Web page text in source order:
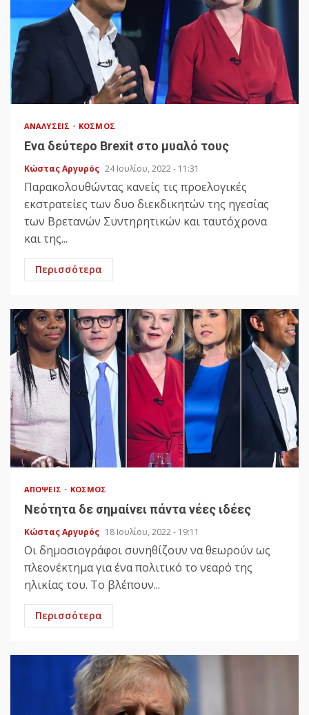
ΑΝΑΛΎΣΕΙΣ ΚΌΣΜΟΣ
Ενα δεύτερο Brexit στο μυαλό τους
Κώστας Αργυρός 24 Ιουλίου, 2022 - 11:31
Παρακολουθώντας κανείς τις προελογικές
εκστρατείες των δυο διεκδικητών της ηγεσίας
των Βρετανών Συντηρητικών και ταυτόχρονα
και της...
Περισσότερα
ΑΠΌΨΕΙΣ ΚΌΣΜΟΣ
Νεότητα δε σημαίνει πάντα νέες ιδέες
Κώστας Αργυρός 18 Ιουλίου, 2022 - 19:11
Οι δημοσιογράφοι συνηθίζουν να θεωρούν ως
πλεονέκτημα για ένα πολιτικό το νεαρό της
ηλικίας του. Το βλέπουν...
Περισσότερα